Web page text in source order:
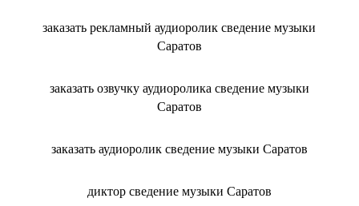
заказать рекламный аудиоролик сведение музыки
Саратов
заказать озвучку аудиоролика сведение музыки
Саратов
заказать аудиоролик сведение музыки Саратов
диктор сведение музыки Саратов